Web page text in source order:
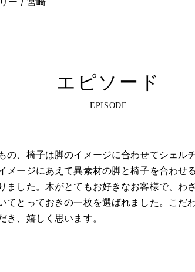
エピソード
の、椅子は脚のイメージに合わせてシェル
メージにあえて異素材の脚と椅子を合わせ
ました。木がとてもお好きなお客様で、わ
てとっておきの一枚を選ばれました。こだ
き、嬉しく思います。